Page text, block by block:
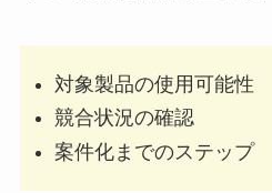
対象製品の使用可能性
競合状況の確認
案件化までのステップ